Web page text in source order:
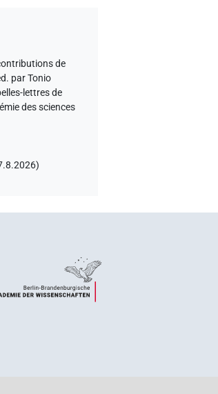
de
par Tonio
lettres de
des sciences
)